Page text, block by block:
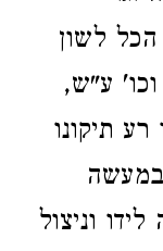
לשון
ע"ש,
תיקונו
וניצול